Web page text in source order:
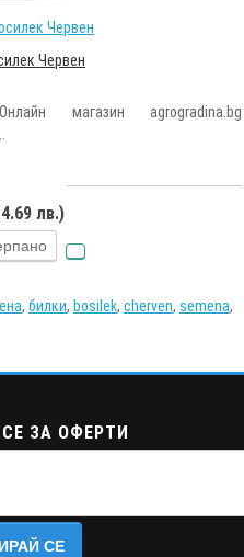
Червен
магазин agrogradina.bg
лв.)
, билки, bosilek, cherven, semena,
ЗА ОФЕРТИ
СЕ